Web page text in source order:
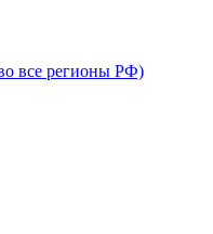
все регионы РФ)